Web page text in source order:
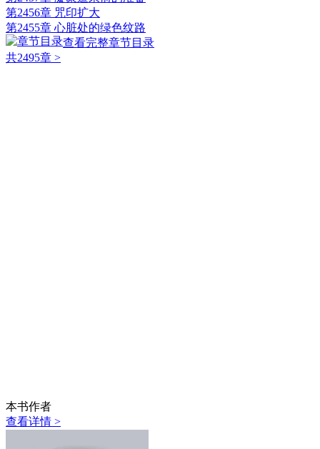
第2456章 咒印扩大
第2455章 心脏处的绿色纹路
查看完整章节目录
共2495章 >
本书作者
查看详情 >